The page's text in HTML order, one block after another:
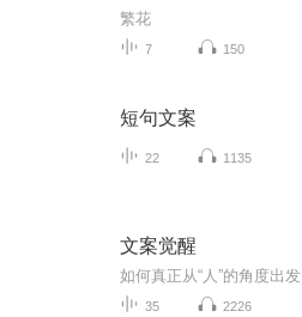
繁花
7 150
短句文案
22 1135
文案觉醒
35 2226